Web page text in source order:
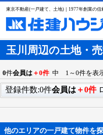
東京不動産(一戸建て、土地)｜1977年創業の信
玉川周辺の土地・
0件会員は ＋0件 中 1～0件を表
登録件数:0件会員は ＋0件
他のエリアの一戸建て物件を